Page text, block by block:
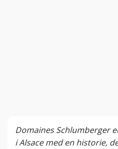
Domaines Schlumberger
i Alsace med en historie,